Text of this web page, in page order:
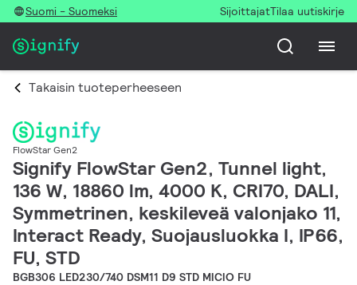
Suomi - Suomeksi SijoittajatTilaa uutiskirje
Takaisin tuoteperheeseen
FlowStar Gen2
Signify FlowStar Gen2, Tunnel light,
136 W, 18860 lm, 4000 K, CRI70, DALI,
Symmetrinen, keskileveä valonjako 11,
Interact Ready, Suojausluokka I, IP66,
FU, STD
BGB306 LED230/740 DSM11 D9 STD MICIO FU